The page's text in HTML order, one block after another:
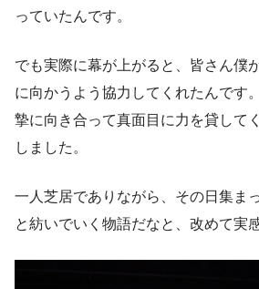
っていたんです。
でも実際に幕が上がると、皆さん僕
に向かうよう協力してくれたんです
摯に向き合って真面目に力を貸して
しました。
一人芝居でありながら、その日集ま
と紡いでいく物語だなと、改めて実